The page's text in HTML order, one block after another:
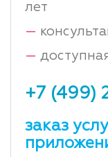
лет
—
—
+7 (499)
заказ